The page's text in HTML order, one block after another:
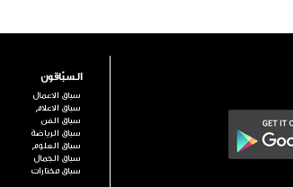
السبّاقون
سباق الاعمال
سباق الاعلام
سباق الفن
سباق الرياضة
سباق العلوم
سباق الجمال
سباق مختارات